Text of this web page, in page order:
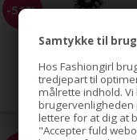
Samtykke til
Hos Fashiongirl
tredjepart til
målrette indhold.
brugervenligheden
lettere for at dig at
"Accepter fuld
-51%